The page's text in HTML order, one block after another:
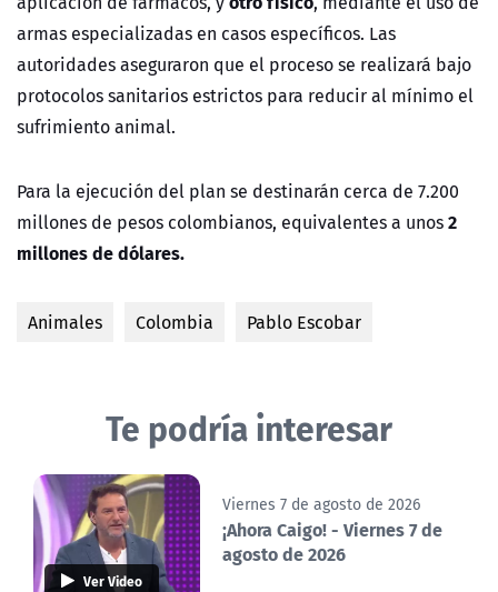
armas especializadas en casos específicos. Las
autoridades aseguraron que el proceso se realizará bajo
protocolos sanitarios estrictos para reducir al mínimo el
sufrimiento animal.
Para la ejecución del plan se destinarán cerca de 7.200
millones de pesos colombianos, equivalentes a unos2
millones de dólares.
Animales Colombia Pablo Escobar
Te podría interesar
Ver Video
Viernes 7 de agosto de 2026
¡Ahora Caigo! - Viernes 7 de
agosto de 2026